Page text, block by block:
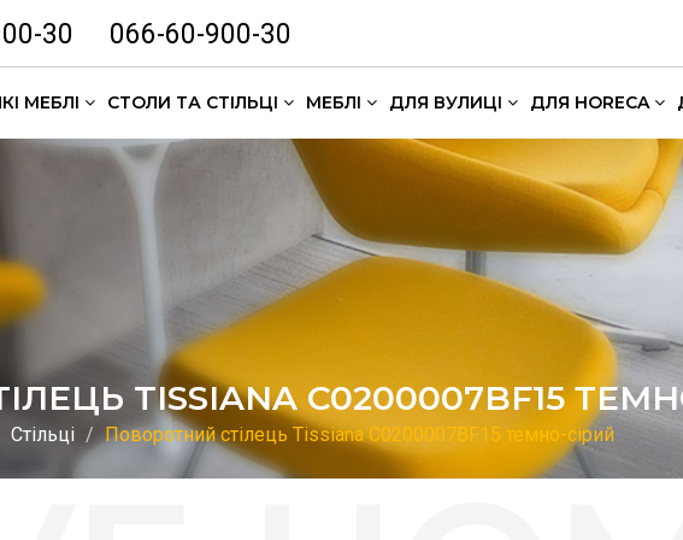
30 066-60-900-30
МЕБЛІ СТОЛИ ТА СТІЛЬЦІ МЕБЛІ ДЛЯ ВУЛИЦІ ДЛЯ HORECA
TISSIANA C0200007BF15
Стільці Поворотний стілець Tissiana C0200007BF15 темно-сірий